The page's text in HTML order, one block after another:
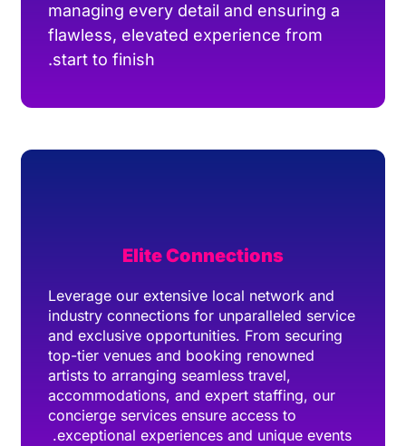
managing every detail and ensuring a
flawless, elevated experience from
start to finish.
Elite Connections
Leverage our extensive local network and
industry connections for unparalleled service
and exclusive opportunities. From securing
top-tier venues and booking renowned
artists to arranging seamless travel,
accommodations, and expert staffing, our
concierge services ensure access to
exceptional experiences and unique events.